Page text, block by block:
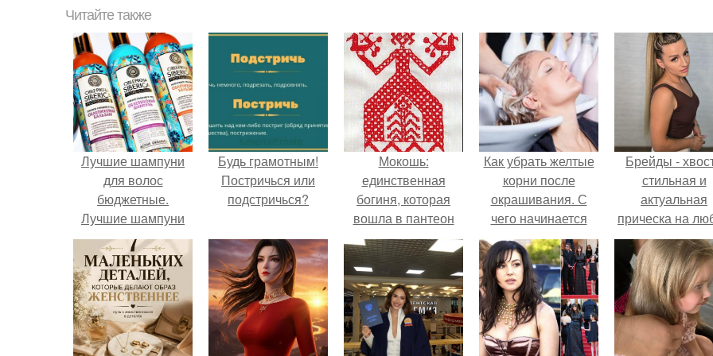
Читайте также
Лучшие шампуни
для волос
бюджетные.
Лучшие шампуни
для тонких жирных
волос
Будь грамотным!
Постричься или
подстричься?
Мокошь:
единственная
богиня, которая
вошла в пантеон
князя Владимира.
Как убрать желтые
корни после
окрашивания. С
чего начинается
желтизна
Брейды -
стильная и
актуальная
прическа на
случай.